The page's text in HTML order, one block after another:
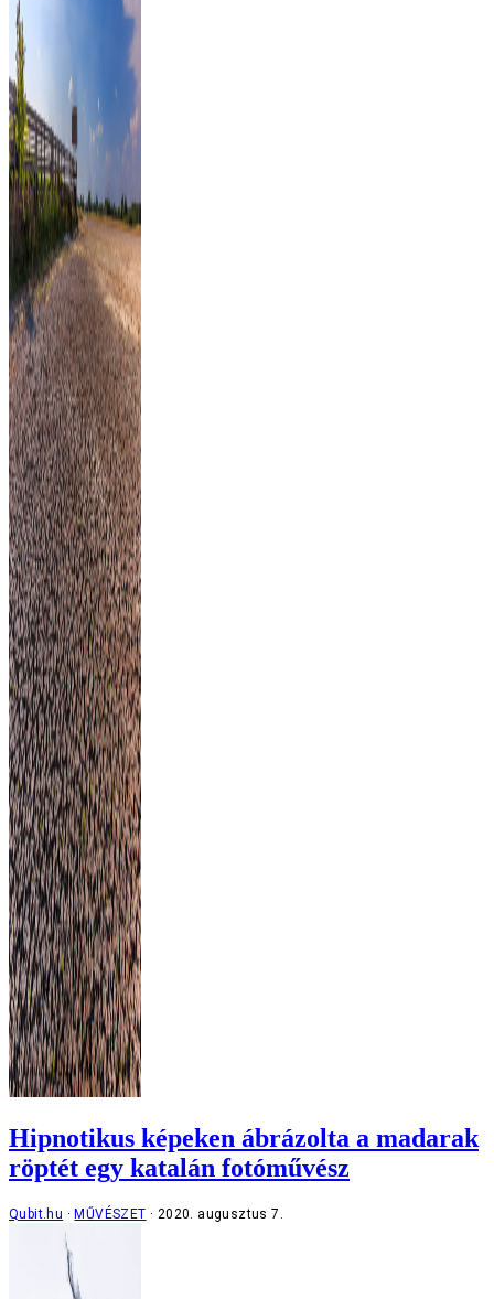
Hipnotikus képeken ábrázolta a madarak
röptét egy katalán fotóművész
Qubit.hu MŰVÉSZET 2020. augusztus 7.